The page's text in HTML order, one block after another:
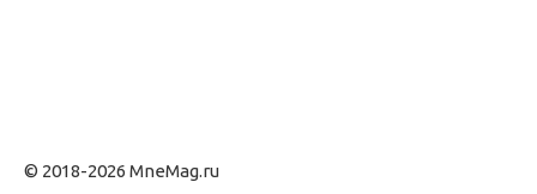
© 2018-2026 MneMag.ru